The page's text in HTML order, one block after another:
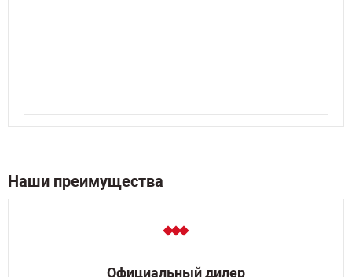
Наши преимущества
Официальный дилер